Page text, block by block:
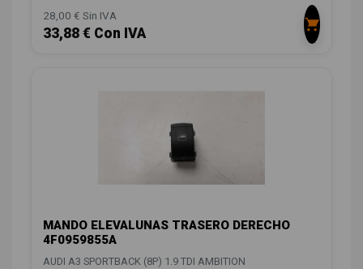
28,00 € Sin IVA
33,88 € Con IVA
MANDO ELEVALUNAS TRASERO DERECHO
4F0959855A
AUDI A3 SPORTBACK (8P) 1.9 TDI AMBITION